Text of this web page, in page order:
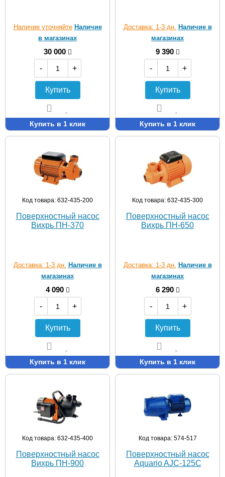
Наличие уточняйте Наличие
в магазинах
30 000
-
+
Купить
Купить в 1 клик
Доставка: 1-3 дн. Наличие в
магазинах
9 390
-
+
Купить
Купить в 1 клик
Код товара: 632-435-200
Поверхностный насос
Вихрь ПН-370
Доставка: 1-3 дн. Наличие в
магазинах
4 090
-
+
Купить
Купить в 1 клик
Код товара: 632-435-300
Поверхностный насос
Вихрь ПН-650
Доставка: 1-3 дн. Наличие в
магазинах
6 290
-
+
Купить
Купить в 1 клик
Код товара: 632-435-400
Поверхностный насос
Вихрь ПН-900
Код товара: 574-517
Поверхностный насос
Aquario AJC-125C